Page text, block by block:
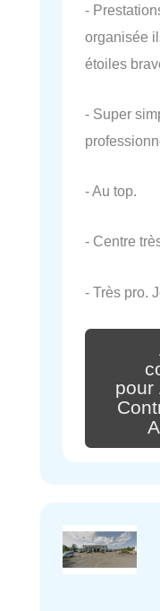
-
organisée
étoiles
- Super
- Au top.
- Centre
- Très pro.
pour